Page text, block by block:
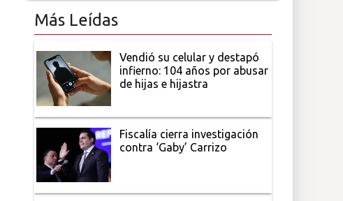
Más Leídas
Vendió su celular y destapó
infierno: 104 años por abusar
de hijas e hijastra
Fiscalía cierra investigación
contra ‘Gaby’ Carrizo